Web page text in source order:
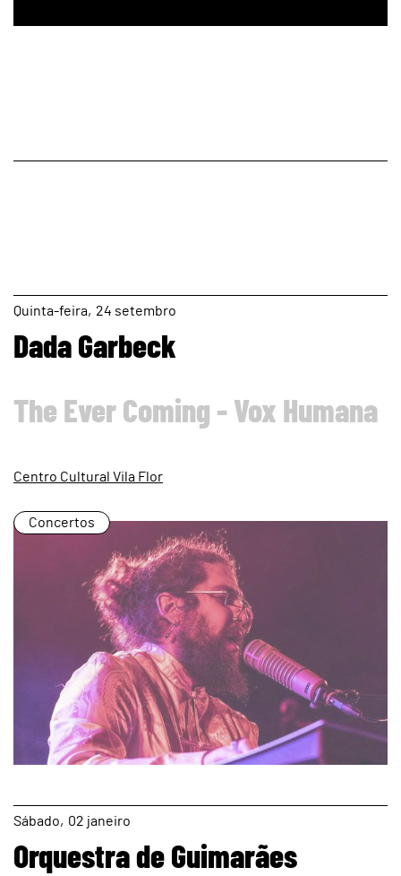
page24 setembro
Quinta
Dada Garbeck
The Ever Coming - Vox Humana
Centro Cultural Vila Flor
Concertos
page
02 janeiro
Sábado
Orquestra de Guimarães